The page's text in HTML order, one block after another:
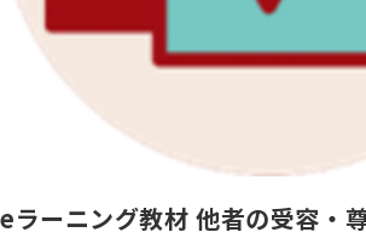
eラーニング教材 他者の受容・